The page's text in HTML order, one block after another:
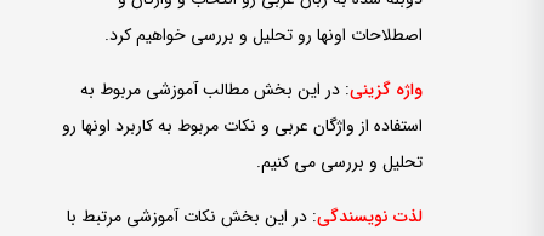
اصطلاحات اونها رو تحلیل و بررسی خواهیم کرد.
واژه­ گزینی: در این بخش مطالب آموزشی مربوط به
استفاده از واژگان عربی و نکات مربوط به کاربرد اونها رو
تحلیل و بررسی می­ کنیم.
لذت نویسندگی: در این بخش نکات آموزشی مرتبط با